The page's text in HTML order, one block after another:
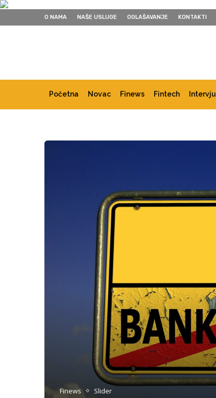
O NAMA NAŠE USLUGE OGLAŠAVANJE KONTAKTI
Početna Novac Finews Fintech Intervju
Finews Slider